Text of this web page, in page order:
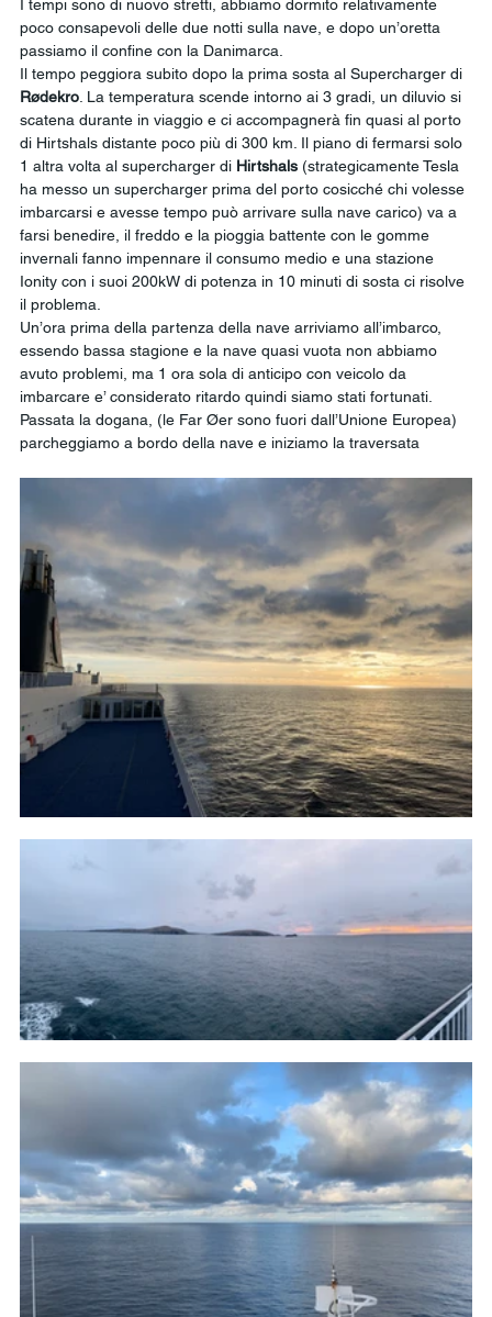
I tempi sono di nuovo stretti, abbiamo dormito relativamente
poco consapevoli delle due notti sulla nave, e dopo un’oretta
passiamo il confine con la Danimarca.
Il tempo peggiora subito dopo la prima sosta al Supercharger di
Rødekro. La temperatura scende intorno ai 3 gradi, un diluvio si
scatena durante in viaggio e ci accompagnerà fin quasi al porto
di Hirtshals distante poco più di 300 km. Il piano di fermarsi solo
1 altra volta al supercharger di Hirtshals (strategicamente Tesla
ha messo un supercharger prima del porto cosicché chi volesse
imbarcarsi e avesse tempo può arrivare sulla nave carico) va a
farsi benedire, il freddo e la pioggia battente con le gomme
invernali fanno impennare il consumo medio e una stazione
Ionity con i suoi 200kW di potenza in 10 minuti di sosta ci risolve
il problema.
Un’ora prima della partenza della nave arriviamo all’imbarco,
essendo bassa stagione e la nave quasi vuota non abbiamo
avuto problemi, ma 1 ora sola di anticipo con veicolo da
imbarcare e’ considerato ritardo quindi siamo stati fortunati.
Passata la dogana, (le Far Øer sono fuori dall’Unione Europea)
parcheggiamo a bordo della nave e iniziamo la traversata